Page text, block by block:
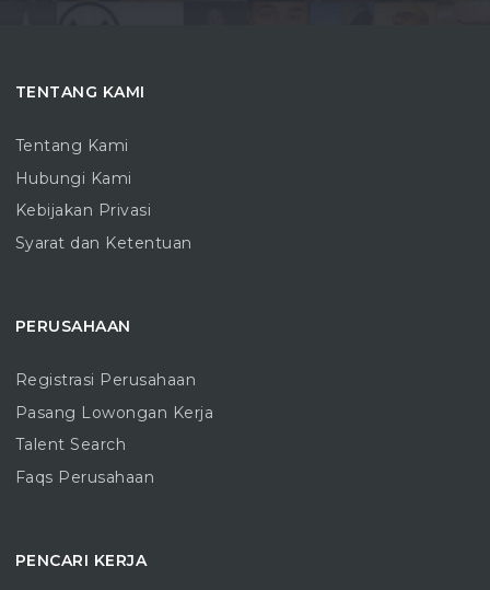
TENTANG KAMI
Tentang Kami
Hubungi Kami
Kebijakan Privasi
Syarat dan Ketentuan
PERUSAHAAN
Registrasi Perusahaan
Pasang Lowongan Kerja
Talent Search
Faqs Perusahaan
PENCARI KERJA